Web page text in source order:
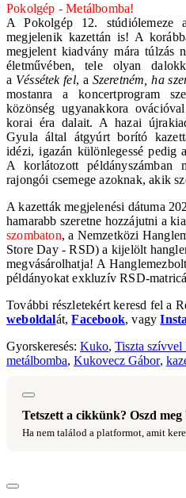
Pokolgép - Metálbomba!
A Pokolgép 12. stúdiólemeze
megjelenik kazettán is! A
megjelent kiadvány mára túlzás
életművében, tele olyan
a Véssétek fel, a Szeretném, ha
mostanra a koncertprogram
közönség ugyanakkora
korai éra dalait. A hazai
Gyula által átgyúrt borító
idézi, igazán különlegessé pedig
A korlátozott példányszámban
rajongói csemege azoknak, akik
A kazetták megjelenési dátuma
hamarabb szeretne hozzájutni a
szombaton, a Nemzetközi
Store Day - RSD) a kijelölt
megvásárolhatja! A
példányokat exkluzív RSD-
További részletekért keresd fel a
weboldalát,Facebook, vagy
Gyorskeresés: Kuko, Tiszta szívvel
metálbomba, Kukovecz Gábor,
Tetszett a cikkünk? Oszd
Ha nem találod a platformot, amit